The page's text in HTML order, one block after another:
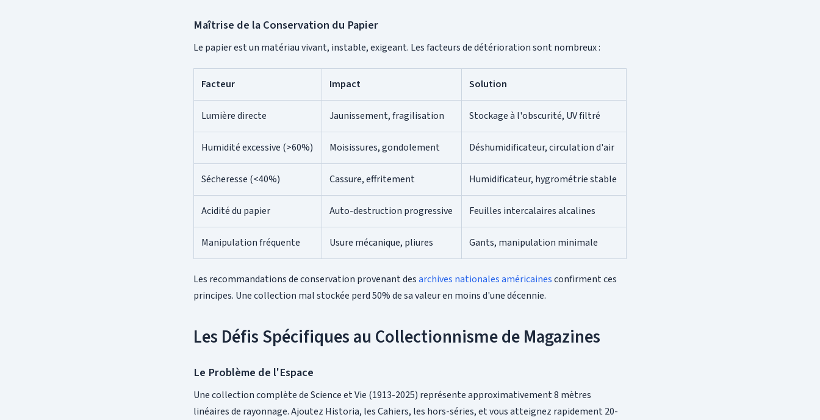
Maîtrise de la Conservation du Papier
Le papier est un matériau vivant, instable, exigeant. Les facteurs de détérioration sont nombreux :
Facteur Impact Solution
Lumière directe Jaunissement, fragilisation Stockage à l'obscurité, UV filtré
Humidité excessive (>60%) Moisissures, gondolement Déshumidificateur, circulation d'air
Sécheresse (<40%) Cassure, effritement Humidificateur, hygrométrie stable
Acidité du papier Auto-destruction progressive Feuilles intercalaires alcalines
Manipulation fréquente Usure mécanique, pliures Gants, manipulation minimale
Les recommandations de conservation provenant desarchives nationales américainesconfirment ces
principes. Une collection mal stockée perd 50% de sa valeur en moins d'une décennie.
Les Défis Spécifiques au Collectionnisme de Magazines
Le Problème de l'Espace
Une collection complète de Science et Vie (1913-2025) représente approximativement 8 mètres
linéaires de rayonnage. Ajoutez Historia, les Cahiers, les hors-séries, et vous atteignez rapidement 20-